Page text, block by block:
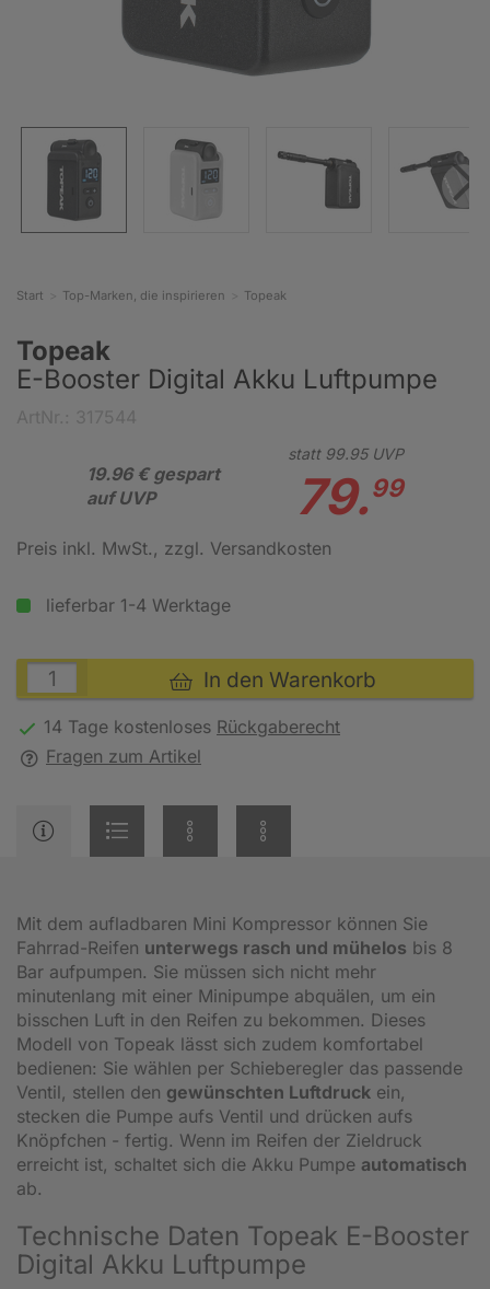
Start Top-Marken, die inspirieren Topeak
Topeak
E-Booster Digital Akku Luftpumpe
19.96 € gespart
auf UVP
statt 99.95UVP
79.99
Preis inkl. MwSt., zzgl. Versandkosten
lieferbar 1-4 Werktage
In den Warenkorb
14 Tage kostenloses Rückgaberecht
Fragen zum Artikel
Mit dem aufladbaren Mini Kompressor können Sie
Fahrrad-Reifen unterwegs rasch und mühelos bis 8
Bar aufpumpen. Sie müssen sich nicht mehr
minutenlang mit einer Minipumpe abquälen, um ein
bisschen Luft in den Reifen zu bekommen. Dieses
Modell von Topeak lässt sich zudem komfortabel
bedienen: Sie wählen per Schieberegler das passende
Ventil, stellen den gewünschten Luftdruck ein,
stecken die Pumpe aufs Ventil und drücken aufs
Knöpfchen - fertig. Wenn im Reifen der Zieldruck
erreicht ist, schaltet sich die Akku Pumpe automatisch
ab.
Technische Daten Topeak E-Booster
Digital Akku Luftpumpe